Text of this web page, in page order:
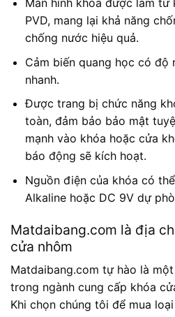
Màn hình khóa được làm từ
PVD, mang lại khả năng
chống nước hiệu quả.
Cảm biến quang học có độ
nhanh.
Được trang bị chức năng
toàn, đảm bảo bảo mật
mạnh vào khóa hoặc cửa
báo động sẽ kích hoạt.
Nguồn điện của khóa có
Alkaline hoặc DC 9V dự
Matdaibang.com là địa
cửa nhôm
Matdaibang.com tự hào là
trong ngành cung cấp khóa
Khi chọn chúng tôi để mua